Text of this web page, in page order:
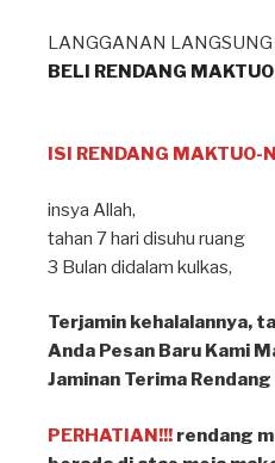
LANGGANAN
BELI RENDANG
ISI RENDANG MAKTUO-
insya Allah⁣,
tahan 7 hari disuhu ruang ⁣
3 Bulan didalam kulkas, ⁣
Terjamin kehalalannya,
Anda Pesan Baru Kami
Jaminan Terima
PERHATIAN!!! rendang